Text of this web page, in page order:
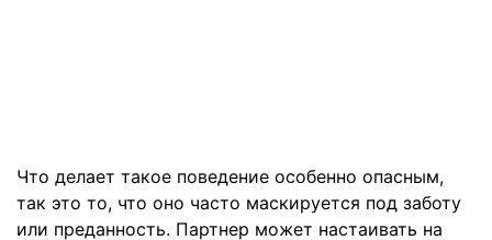
Что делает такое поведение особенно опасным,
так это то, что оно часто маскируется под заботу
или преданность. Партнер может настаивать на